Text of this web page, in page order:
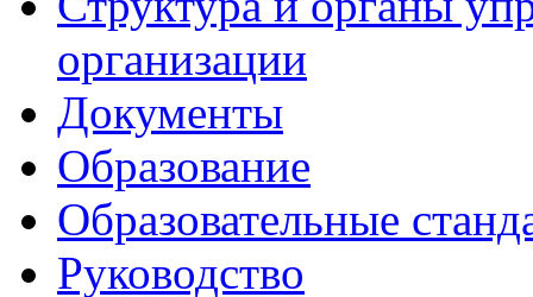
организации
Документы
Образование
Образовательные
Руководство